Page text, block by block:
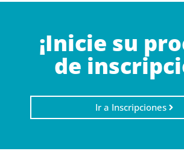
¡Inicie su
de
Ir a Inscripciones